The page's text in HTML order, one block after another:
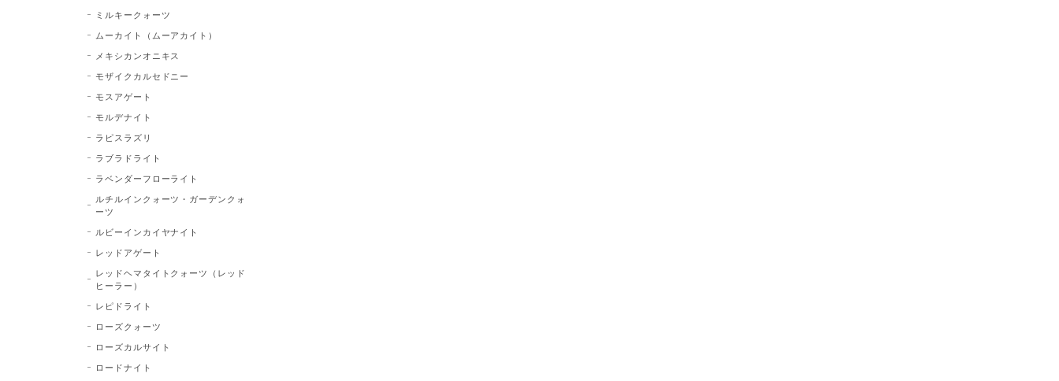
ミルキークォーツ
ムーカイト（ムーアカイト）
メキシカンオニキス
モザイクカルセドニー
モスアゲート
モルデナイト
ラピスラズリ
ラブラドライト
ラベンダーフローライト
ルチルインクォーツ・ガーデンクォ
ーツ
ルビーインカイヤナイト
レッドアゲート
レッドヘマタイトクォーツ（レッド
ヒーラー）
レピドライト
ローズクォーツ
ローズカルサイト
ロードナイト